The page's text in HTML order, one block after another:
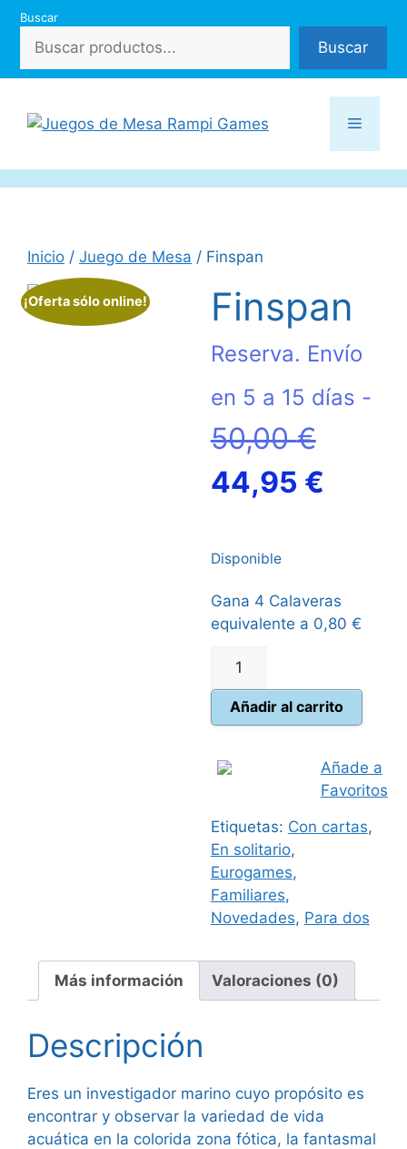
Saltar
contenido
Buscar
Buscar
Menú
Inicio / Juego de Mesa / Finspan
¡Oferta sólo online! Finspan
Reserva. Envío
en 5 a 15 días -
50,00€El
precio
50,00
44,95 €
es:
Disponible
Gana 4 Calaveras
equivalente a 0,80 €
Finspan
Añadir al carrito
Añade a
Favoritos
Etiquetas: Con cartas,
En solitario,
Eurogames,
Familiares,
Novedades, Para dos
Más información Valoraciones (0)
Descripción
Eres un investigador marino cuyo propósito es
encontrar y observar la variedad de vida
acuática en la colorida zona fótica, la fantasmal